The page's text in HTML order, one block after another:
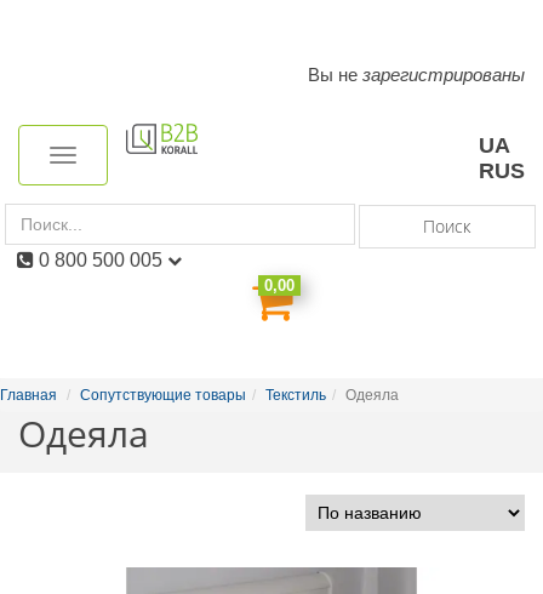
navigation
Toggle
UA
RUS
Поиск
0,00
Вы не зарегистрированы
0 800 500 005
Главная Сопутствующие товары Текстиль Одеяла
Одеяла